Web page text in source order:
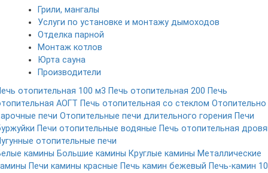
Грили, мангалы
Услуги по установке и монтажу дымоходов
Отделка парной
Монтаж котлов
Юрта сауна
Производители
отопительная 100 м3 Печь отопительная 200 Печь
АОГТ Печь отопительная со стеклом Отопительно
печи Отопительные печи длительного горения Печи
Печи отопительные водяные Печь отопительная
отопительные печи
камины Большие камины Круглые камины Металлические
Печи камины красные Печь камин бежевый Печь-камин 10